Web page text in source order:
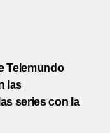
Telemundo
las
series con la